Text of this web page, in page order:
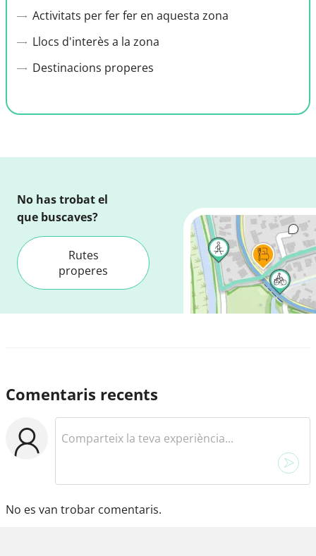
Activitats per fer fer en aquesta zona
Llocs d'interès a la zona
Destinacions properes
No has trobat el
que buscaves?
Rutes
properes
Comentaris recents
No es van trobar comentaris.